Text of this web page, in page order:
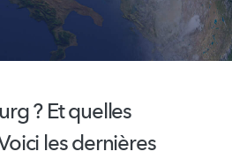
? Et quelles
les dernières